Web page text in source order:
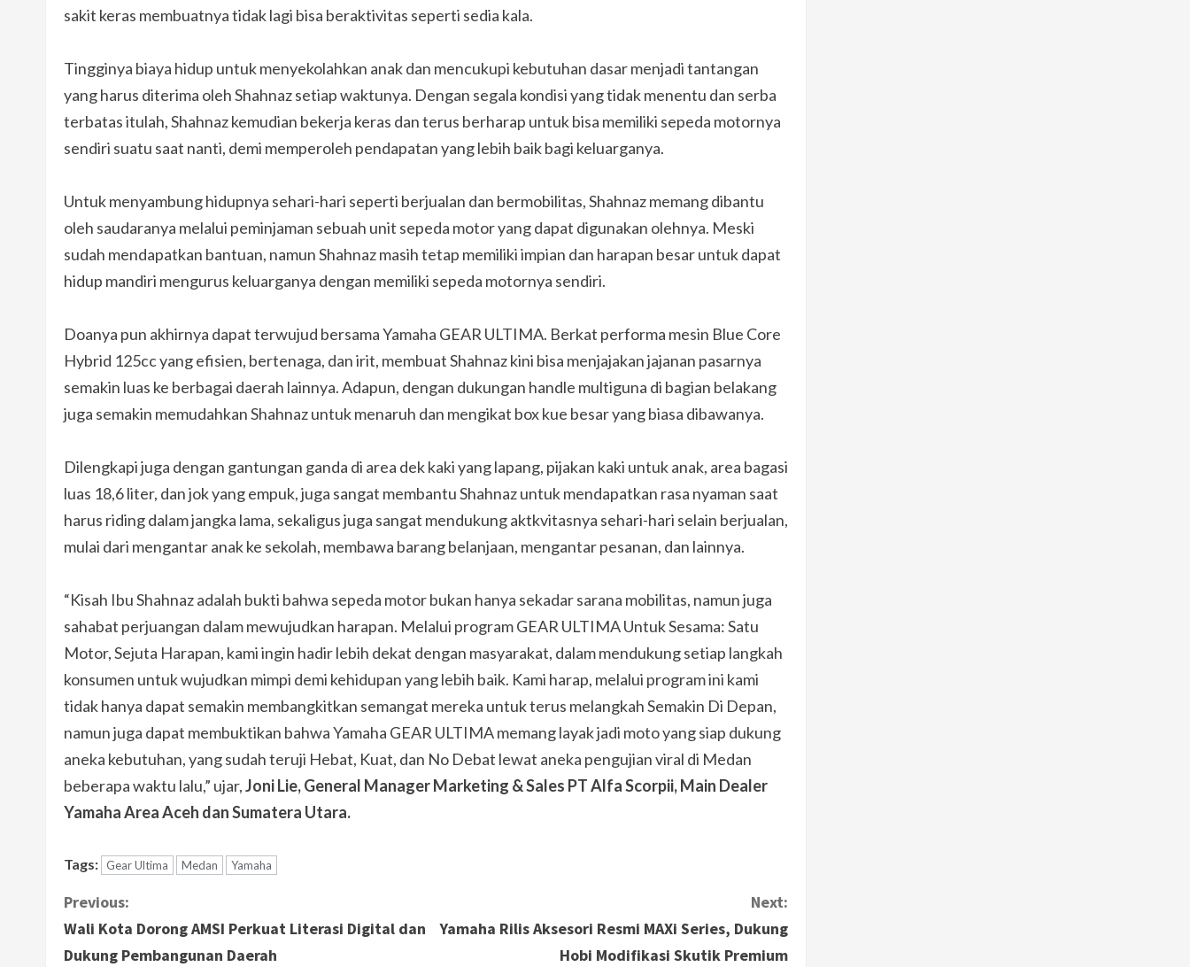
sakit keras membuatnya tidak lagi bisa beraktivitas seperti sedia kala.
Tingginya biaya hidup untuk menyekolahkan anak dan mencukupi kebutuhan dasar menjadi tantangan
yang harus diterima oleh Shahnaz setiap waktunya. Dengan segala kondisi yang tidak menentu dan serba
terbatas itulah, Shahnaz kemudian bekerja keras dan terus berharap untuk bisa memiliki sepeda motornya
sendiri suatu saat nanti, demi memperoleh pendapatan yang lebih baik bagi keluarganya.
Untuk menyambung hidupnya sehari-hari seperti berjualan dan bermobilitas, Shahnaz memang dibantu
oleh saudaranya melalui peminjaman sebuah unit sepeda motor yang dapat digunakan olehnya. Meski
sudah mendapatkan bantuan, namun Shahnaz masih tetap memiliki impian dan harapan besar untuk dapat
hidup mandiri mengurus keluarganya dengan memiliki sepeda motornya sendiri.
Doanya pun akhirnya dapat terwujud bersama Yamaha GEAR ULTIMA. Berkat performa mesin Blue Core
Hybrid 125cc yang efisien, bertenaga, dan irit, membuat Shahnaz kini bisa menjajakan jajanan pasarnya
semakin luas ke berbagai daerah lainnya. Adapun, dengan dukungan handle multiguna di bagian belakang
juga semakin memudahkan Shahnaz untuk menaruh dan mengikat box kue besar yang biasa dibawanya.
Dilengkapi juga dengan gantungan ganda di area dek kaki yang lapang, pijakan kaki untuk anak, area bagasi
luas 18,6 liter, dan jok yang empuk, juga sangat membantu Shahnaz untuk mendapatkan rasa nyaman saat
harus riding dalam jangka lama, sekaligus juga sangat mendukung aktkvitasnya sehari-hari selain berjualan,
mulai dari mengantar anak ke sekolah, membawa barang belanjaan, mengantar pesanan, dan lainnya.
“Kisah Ibu Shahnaz adalah bukti bahwa sepeda motor bukan hanya sekadar sarana mobilitas, namun juga
sahabat perjuangan dalam mewujudkan harapan. Melalui program GEAR ULTIMA Untuk Sesama: Satu
Motor, Sejuta Harapan, kami ingin hadir lebih dekat dengan masyarakat, dalam mendukung setiap langkah
konsumen untuk wujudkan mimpi demi kehidupan yang lebih baik. Kami harap, melalui program ini kami
tidak hanya dapat semakin membangkitkan semangat mereka untuk terus melangkah Semakin Di Depan,
namun juga dapat membuktikan bahwa Yamaha GEAR ULTIMA memang layak jadi moto yang siap dukung
aneka kebutuhan, yang sudah teruji Hebat, Kuat, dan No Debat lewat aneka pengujian viral di Medan
beberapa waktu lalu,” ujar,Joni Lie, General Manager Marketing & Sales PT Alfa Scorpii, Main Dealer
Yamaha Area Aceh dan Sumatera Utara.
Tags: Gear Ultima Medan Yamaha
C
o
Previous:
Wali Kota Dorong AMSI Perkuat Literasi Digital dan
Dukung Pembangunan Daerah
Next:
Yamaha Rilis Aksesori Resmi MAXi Series, Dukung
Hobi Modifikasi Skutik Premium